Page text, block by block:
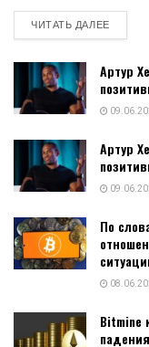
ЧИТАТЬ ДАЛЕЕDETAILS
Артур
Артур
По
Bitmine